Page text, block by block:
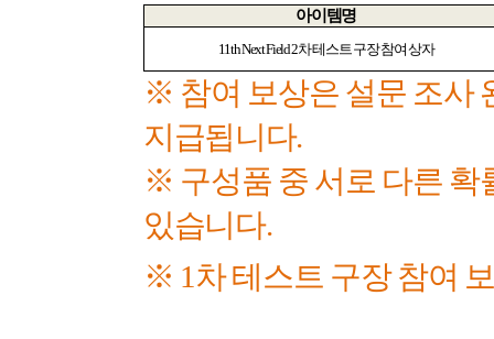
아이템명
11th Next Field 2차 테스트 구장 참여 상자
※ 참여 보상은 설문 조사
지급됩니다.
※ 구성품 중 서로 다른 확
있습니다.
※ 1 차 테스트 구장 참여